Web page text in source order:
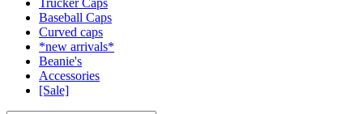
Trucker Caps
Baseball Caps
Curved caps
*new arrivals*
Beanie's
Accessories
[Sale]